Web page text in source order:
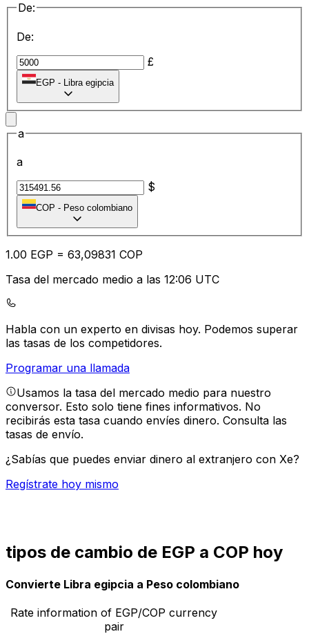
De:
De:
£
EGP - Libra egipcia
a
a
$
COP - Peso colombiano
1.00 EGP = 63,09831 COP
Tasa del mercado medio a las 12:06 UTC
Habla con un experto en divisas hoy. Podemos superar
las tasas de los competidores.
Programar una llamada
Usamos la tasa del mercado medio para nuestro
conversor. Esto solo tiene fines informativos. No
recibirás esta tasa cuando envíes dinero. Consulta las
tasas de envío.
¿Sabías que puedes enviar dinero al extranjero con Xe?
Regístrate hoy mismo
tipos de cambio de EGP a COP hoy
Convierte Libra egipcia a Peso colombiano
Rate information of EGP/COP currency
pair